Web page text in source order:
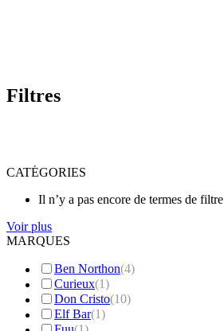
Filtres
CATÉGORIES
Il n’y a pas encore de termes de filtre
Voir plus
MARQUES
Ben Northon(4)
Curieux(1)
Don Cristo(10)
Elf Bar(1)